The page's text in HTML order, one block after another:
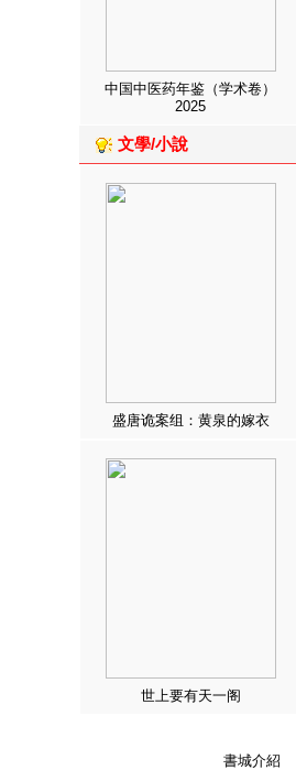
中国中医药年鉴（学术卷）
2025
文學/小說
盛唐诡案组：黄泉的嫁衣
世上要有天一阁
書城介紹